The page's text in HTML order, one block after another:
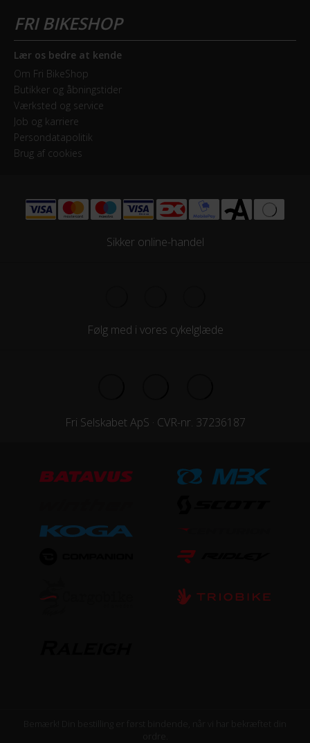
Lær os bedre at kende
Om Fri BikeShop
Butikker og åbningstider
Værksted og service
Job og karriere
Persondatapolitik
Brug af cookies
Sikker online-handel
Følg med i vores cykelglæde
Fri Selskabet ApS · CVR-nr. 37236187